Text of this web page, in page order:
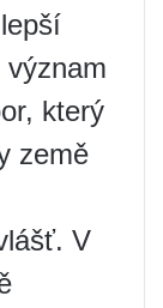
který
země
V